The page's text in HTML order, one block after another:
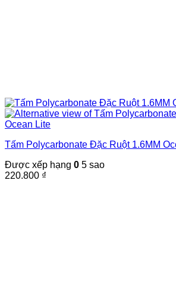
Tấm Polycarbonate Đặc Ruột 1.6MM
Được xếp hạng 0 5 sao
220.800 ₫